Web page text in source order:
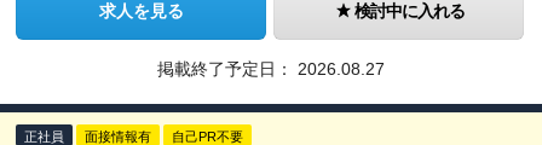
求人を見る 検討中に入れる
掲載終了予定日： 2026.08.27
正社員 面接情報有 自己PR不要